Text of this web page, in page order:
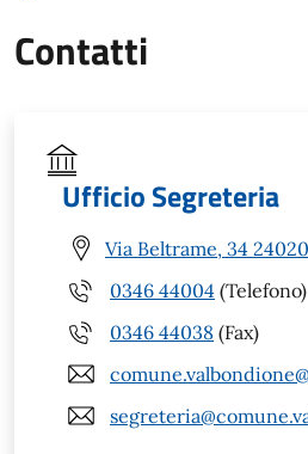
Contatti
Ufficio Segreteria
Via Beltrame, 34
0346 44004 (Telefono)
0346 44038 (Fax)